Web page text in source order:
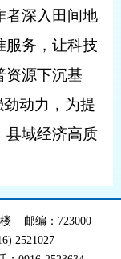
者深入田间地
服务，让科技
资源下沉基
劲动力，为提
县域经济高质
楼 邮编：723000
2521027